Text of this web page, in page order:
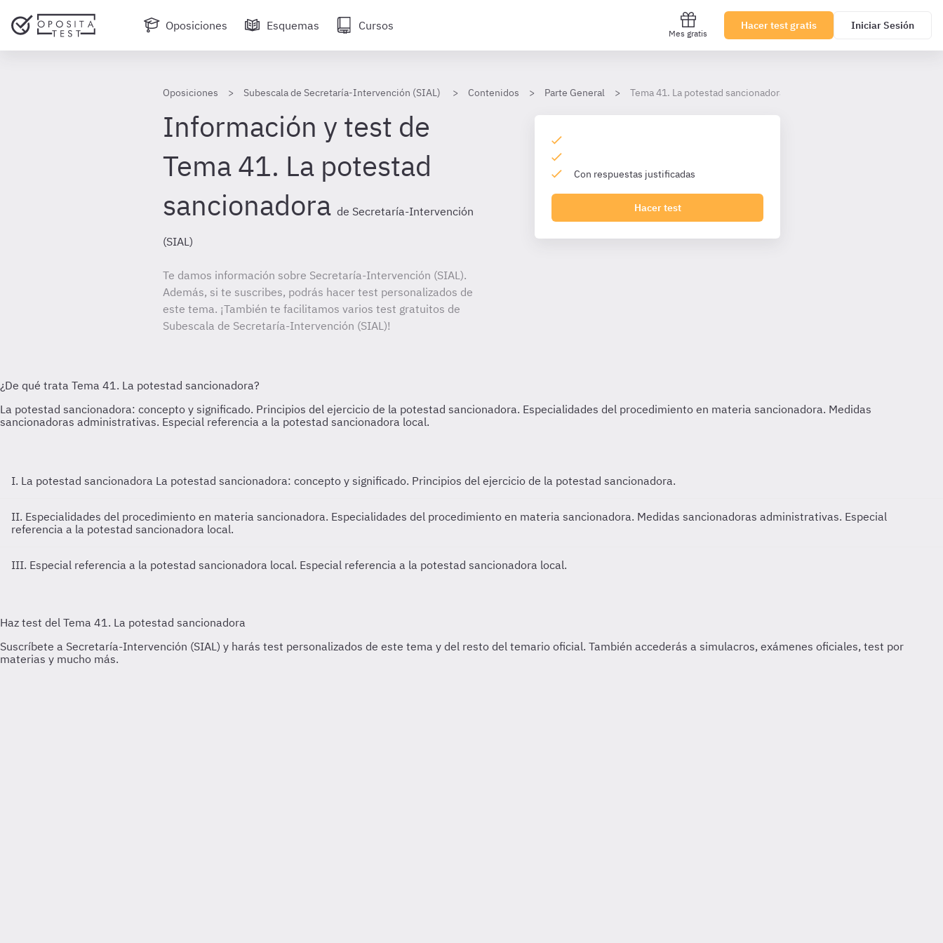
Oposiciones Esquemas Cursos
Mes gratis
Hacer test gratis Iniciar Sesión
Oposiciones Subescala de Secretaría-Intervención (SIAL) Contenidos Parte General Tema 41. La potestad sancionadora
Información y test de
Tema 41. La potestad
sancionadora de Secretaría-Intervención
(SIAL)
Te damos información sobre Secretaría-Intervención (SIAL).
Además, si te suscribes, podrás hacer test personalizados de
este tema. ¡También te facilitamos varios test gratuitos de
Subescala de Secretaría-Intervención (SIAL)!
Con respuestas justificadas
Hacer test
I. La potestad sancionadora La potestad sancionadora: concepto y significado. Principios del ejercicio de la potestad sancionadora.
II. Especialidades del procedimiento en materia sancionadora. Especialidades del procedimiento en materia sancionadora. Medidas sancionadoras administrativas. Especial
referencia a la potestad sancionadora local.
III. Especial referencia a la potestad sancionadora local. Especial referencia a la potestad sancionadora local.